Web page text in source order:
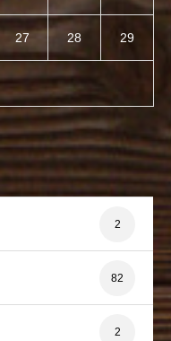
27 28 29
2
82
2